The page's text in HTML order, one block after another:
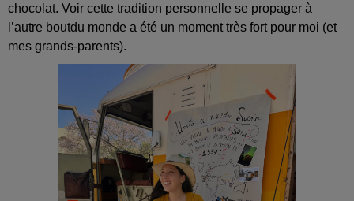
chocolat. Voir cette tradition personnelle se propager à
l’autre boutdu monde a été un moment très fort pour moi (et
mes grands-parents).